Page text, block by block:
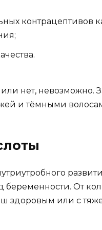
контрацептивов
нет, невозможно.
и тёмными
беременности. От
здоровым или с